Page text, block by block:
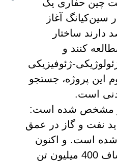
چین حفاری یک
سین‌کیانگ آغاز
دارند ساختار
کنند و
ژئوفیزیکی
این پروژه، جستجو
است.
مشخص شده است:
نفت و گاز در عمق
کشف شده است. و اکنون
خبرگزاری شینهوا از اکتشاف 400 میلیون تن